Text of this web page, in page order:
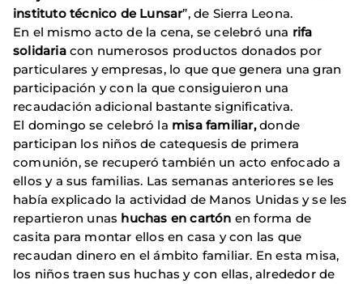
instituto técnico de Lunsar”, de Sierra Leona.
En el mismo acto de la cena, se celebró una rifa
solidariacon numerosos productos donados por
particulares y empresas, lo que que genera una gran
participación y con la que consiguieron una
recaudación adicional bastante significativa.
El domingo se celebró la misa familiar,donde
participan los niños de catequesis de primera
comunión, se recuperó también un acto enfocado a
ellos y a sus familias. Las semanas anteriores se les
había explicado la actividad de Manos Unidas y se les
repartieron unas huchas en cartón en forma de
casita para montar ellos en casa y con las que
recaudan dinero en el ámbito familiar. En esta misa,
los niños traen sus huchas y con ellas, alrededor de